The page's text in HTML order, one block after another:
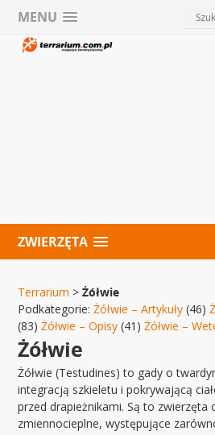
MENU
ZWIERZĘTA
Terrarium >Żółwie
Podkategorie:Żółwie – Artykuły (46)
(83)Żółwie – Opisy (41)Żółwie –
Żółwie
Żółwie (Testudines) to gady o
integracją szkieletu i pokrywającą
przed drapieżnikami. Są to zwierzęta
zmiennocieplne, występujące